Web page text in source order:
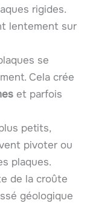
rigides.
lentement sur
se
Cela crée
et parfois
petits,
pivoter ou
plaques.
de la croûte
géologique